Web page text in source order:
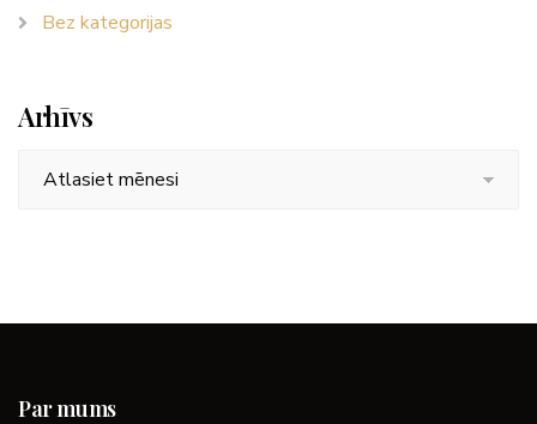
Bez kategorijas
Arhīvs
Par mums